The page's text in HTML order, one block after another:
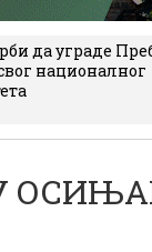
да уграде
националног